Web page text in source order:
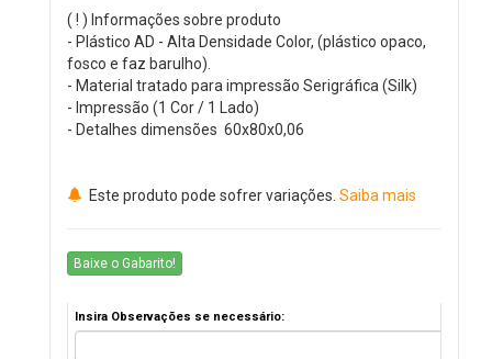
( ! ) Informações sobre produto
- Plástico AD - Alta Densidade Color, (plástico opaco,
fosco e faz barulho).
- Material tratado para impressão Serigráfica (Silk)
- Impressão (1 Cor / 1 Lado)
- Detalhes dimensões 60x80x0,06
Este produto pode sofrer variações. Saiba mais
Baixe o Gabarito!
Insira Observações se necessário: